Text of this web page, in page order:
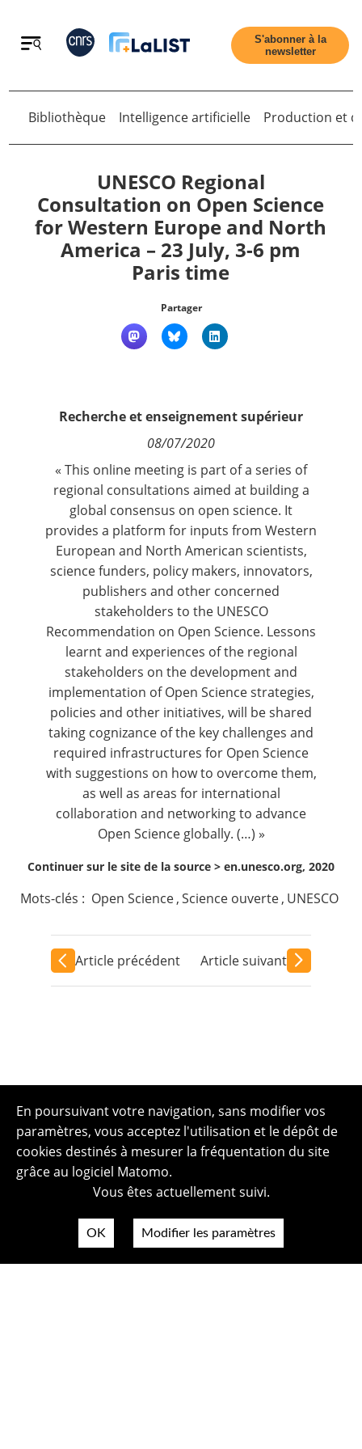
Retour
Accueil
Qui sommes nous ?
Nous suivre
S'abonner à la
newsletter
Retour
Bibliothèque Intelligence artificielle Production et
UNESCO Regional
Consultation on Open Science
for Western Europe and North
America – 23 July, 3-6 pm
Paris time
Partager
Recherche et enseignement supérieur
08/07/2020
« This online meeting is part of a series of
regional consultations aimed at building a
global consensus on open science. It
provides a platform for inputs from Western
European and North American scientists,
science funders, policy makers, innovators,
publishers and other concerned
stakeholders to the UNESCO
Recommendation on Open Science. Lessons
learnt and experiences of the regional
stakeholders on the development and
implementation of Open Science strategies,
policies and other initiatives, will be shared
taking cognizance of the key challenges and
required infrastructures for Open Science
with suggestions on how to overcome them,
as well as areas for international
collaboration and networking to advance
Open Science globally. (…) »
Continuer sur le site de la source > en.unesco.org, 2020
Mots-clés : Open Science,Science ouverte, UNESCO
Article précédent Article suivant
En poursuivant votre navigation, sans modifier vos
paramètres, vous acceptez l'utilisation et le dépôt de
cookies destinés à mesurer la fréquentation du site
grâce au logiciel Matomo.
Vous êtes actuellement suivi.
OK Modifier les paramètres